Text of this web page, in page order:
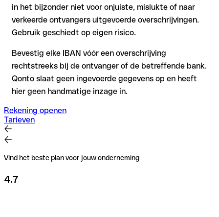
in het bijzonder niet voor onjuiste, mislukte of naar
verkeerde ontvangers uitgevoerde overschrijvingen.
Gebruik geschiedt op eigen risico.
Bevestig elke IBAN vóór een overschrijving
rechtstreeks bij de ontvanger of de betreffende bank.
Qonto slaat geen ingevoerde gegevens op en heeft
hier geen handmatige inzage in.
Rekening openen
Tarieven
Vind het beste plan voor jouw onderneming
4.7